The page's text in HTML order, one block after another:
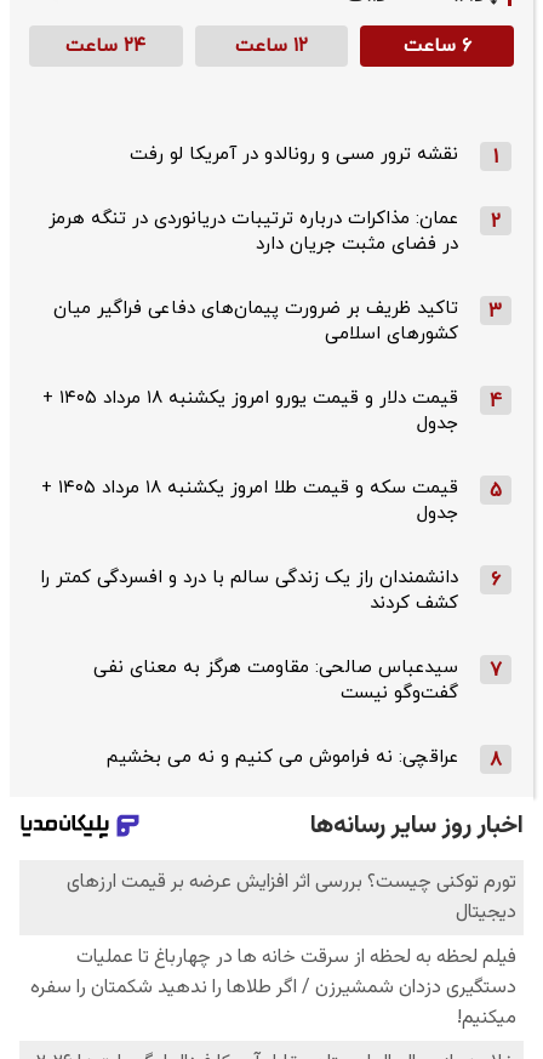
۶ ساعت ۱۲ ساعت ۲۴ ساعت
1 نقشه ترور مسی و رونالدو در آمریکا لو رفت
2
عمان: مذاکرات درباره ترتیبات دریانوردی در تنگه هرمز
در فضای مثبت جریان دارد
3
تاکید ظریف بر ضرورت پیمان‌های دفاعی فراگیر میان
کشورهای اسلامی
4
قیمت دلار و قیمت یورو امروز یکشنبه ۱۸ مرداد ۱۴۰۵ +
جدول
5
قیمت سکه و قیمت طلا امروز یکشنبه ۱۸ مرداد ۱۴۰۵ +
جدول
6
دانشمندان راز یک زندگی سالم با درد و افسردگی کمتر را
کشف کردند
7
سیدعباس صالحی: مقاومت هرگز به معنای نفی
گفت‌وگو نیست
8 عراقچی: نه فراموش می کنیم و نه می بخشیم